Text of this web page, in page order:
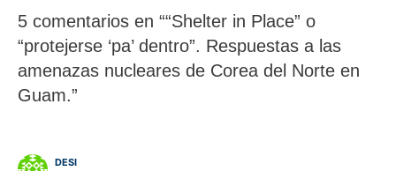
5 comentarios en ““Shelter in Place” o
“protejerse ‘pa’ dentro”. Respuestas a las
amenazas nucleares de Corea del Norte en
Guam.”
DESI